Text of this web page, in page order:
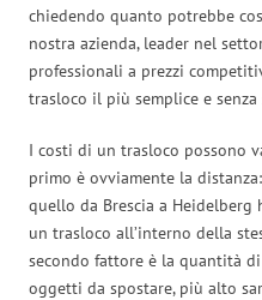
chiedendo quanto potrebbe
nostra azienda, leader nel
professionali a prezzi
trasloco il più semplice e
I costi di un trasloco possono
primo è ovviamente la
quello da Brescia a
un trasloco all’interno della
secondo fattore è la quantità
oggetti da spostare, più alto